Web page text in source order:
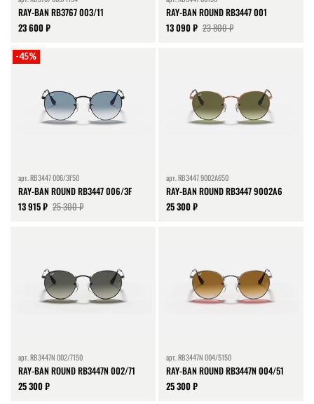
RAY-BAN RB3767 003/11
23 600 ₽
RAY-BAN ROUND RB3447 001
13 090 ₽ 23 800 ₽
-45%
арт.RB3447 006/3F50
RAY-BAN ROUND RB3447 006/3F
13 915 ₽ 25 300 ₽
арт.RB3447 9002A650
RAY-BAN ROUND RB3447 9002A6
25 300 ₽
арт.RB3447N 002/7150
RAY-BAN ROUND RB3447N 002/71
25 300 ₽
арт. RB3447N 004/5150
RAY-BAN ROUND RB3447N 004/51
25 300 ₽